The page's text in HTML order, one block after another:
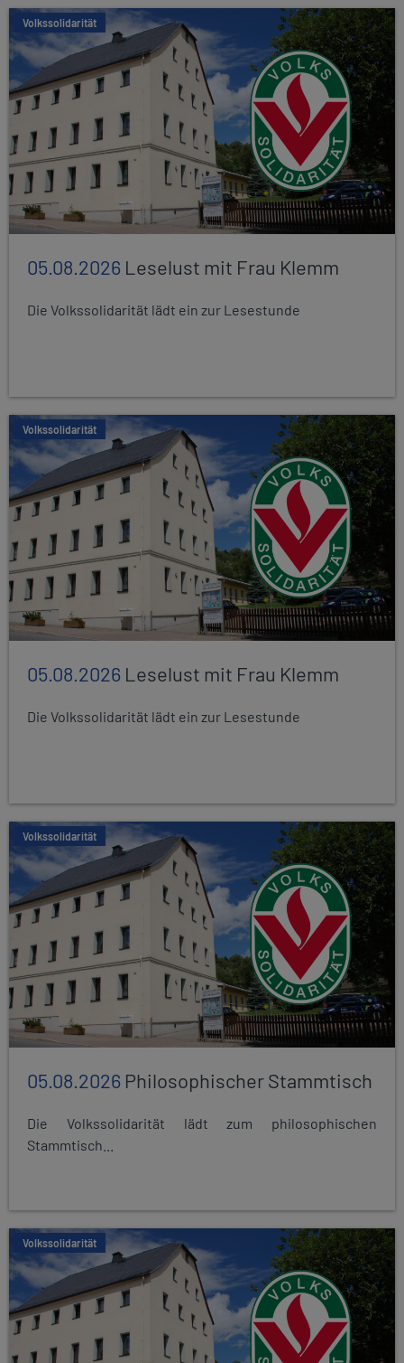
Volkssolidarität
05.08.2026 Leselust mit Frau Klemm
Die Volkssolidarität lädt ein zur Lesestunde
Volkssolidarität
05.08.2026 Leselust mit Frau Klemm
Die Volkssolidarität lädt ein zur Lesestunde
Volkssolidarität
05.08.2026 Philosophischer Stammtisch
Die Volkssolidarität lädt zum philosophischen
Stammtisch...
Volkssolidarität